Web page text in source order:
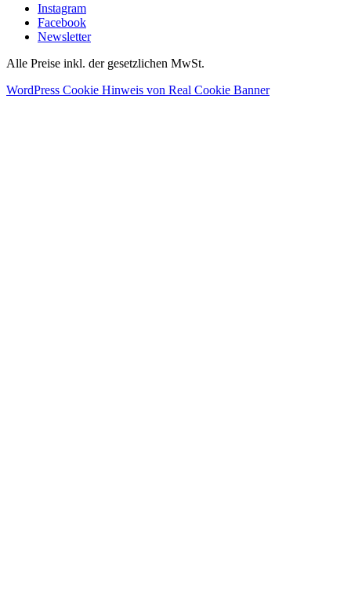
Instagram
Facebook
Newsletter
Alle Preise inkl. der gesetzlichen MwSt.
WordPress Cookie Hinweis von Real Cookie Banner